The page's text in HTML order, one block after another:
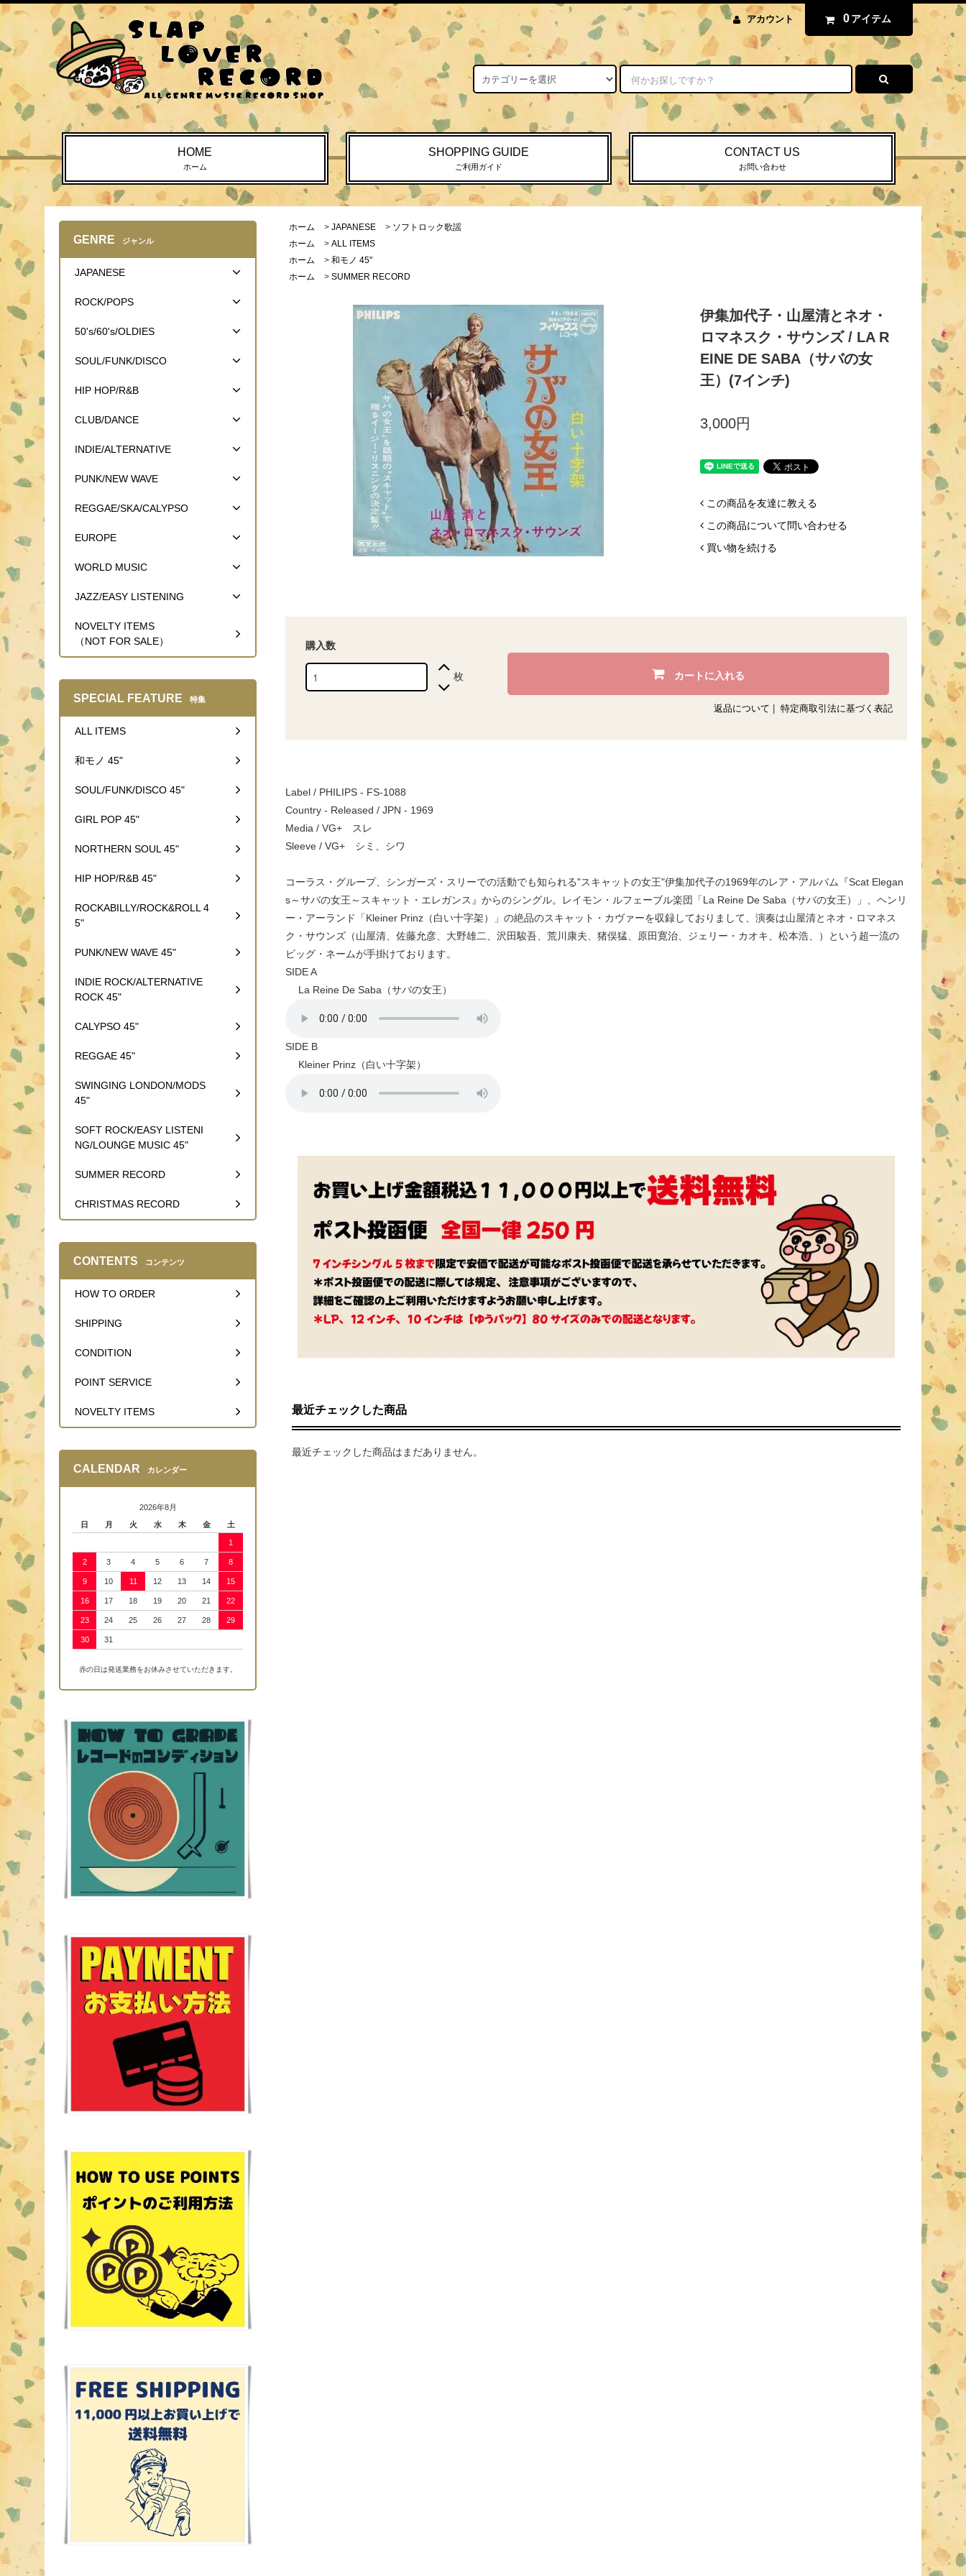
アカウント 0 アイテム
HOME
ホーム
SHOPPING GUIDE
ご利用ガイド
CONTACT US
お問い合わせ
ホーム > JAPANESE > ソフトロック歌謡
ホーム
> ALL ITEMS
ホーム
> 和モノ 45"
ホーム
> SUMMER RECORD
伊集加代子・山屋清とネオ・
ロマネスク・サウンズ / LA R
EINE DE SABA（サバの女
王）(7インチ)
3,000円
この商品を友達に教える
この商品について問い合わせる
買い物を続ける
購入数
枚 カートに入れる
返品について 特定商取引法に基づく表記
Label / PHILIPS - FS-1088
Country - Released / JPN - 1969
Media / VG+ スレ
Sleeve / VG+ シミ、シワ
コーラス・グループ、シンガーズ・スリーでの活動でも知られる"スキャットの女王"伊集加代子の1969年のレア・アルバム『Scat Elegan
s～サバの女王～スキャット・エレガンス』からのシングル。レイモン・ルフェーブル楽団「La Reine De Saba（サバの女王）」、ヘンリ
ー・アーランド「Kleiner Prinz（白い十字架）」の絶品のスキャット・カヴァーを収録しておりまして、演奏は山屋清とネオ・ロマネス
ク・サウンズ（山屋清、佐藤允彦、大野雄二、沢田駿吾、荒川康夫、猪俣猛、原田寛治、ジェリー・カオキ、松本浩、）という超一流の
ビッグ・ネームが手掛けております。
SIDE A
La Reine De Saba（サバの女王）
SIDE B
Kleiner Prinz（白い十字架）
最近チェックした商品
最近チェックした商品はまだありません。
GENRE ジャンル
JAPANESE
ROCK/POPS
50's/60's/OLDIES
SOUL/FUNK/DISCO
HIP HOP/R&B
CLUB/DANCE
INDIE/ALTERNATIVE
PUNK/NEW WAVE
REGGAE/SKA/CALYPSO
EUROPE
WORLD MUSIC
JAZZ/EASY LISTENING
NOVELTY ITEMS
（NOT FOR SALE）
SPECIAL FEATURE 特集
ALL ITEMS
和モノ 45"
SOUL/FUNK/DISCO 45"
GIRL POP 45"
NORTHERN SOUL 45"
HIP HOP/R&B 45"
ROCKABILLY/ROCK&ROLL 4
5"
PUNK/NEW WAVE 45"
INDIE ROCK/ALTERNATIVE
ROCK 45"
CALYPSO 45"
REGGAE 45"
SWINGING LONDON/MODS
45"
SOFT ROCK/EASY LISTENI
NG/LOUNGE MUSIC 45"
SUMMER RECORD
CHRISTMAS RECORD
CONTENTS コンテンツ
HOW TO ORDER
SHIPPING
CONDITION
POINT SERVICE
NOVELTY ITEMS
CALENDAR カレンダー
2026年8月
日
月 火 水 木 金 土
1
2 3 4 5 6 7 8
9 10 11 12 13 14 15
16 17 18 19 20 21 22
23 24 25 26 27 28 29
30 31
赤の日は発送業務をお休みさせていただきます。